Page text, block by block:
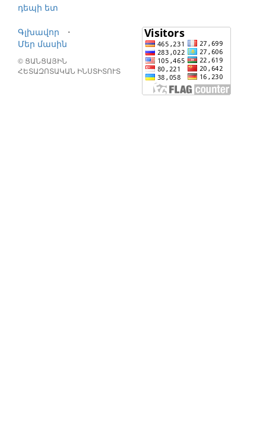
դեպի ետ
Գլխավոր
⋅
Մեր մասին
© ՑԱՆՑԱՅԻՆ
ՀԵՏԱԶՈՏԱԿԱՆ ԻՆՍՏԻՏՈՒՏ